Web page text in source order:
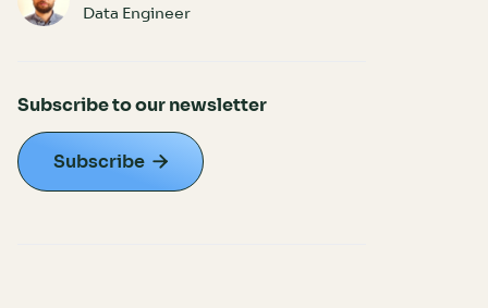
Data Engineer
Subscribe to our newsletter
Subscribe 